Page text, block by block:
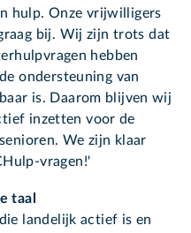
hulp. Onze vrijwilligers
bij. Wij zijn trots dat
hebben
ondersteuning van
is. Daarom blijven wij
inzetten voor de
We zijn klaar
vragen!'
taal
landelijk actief is en